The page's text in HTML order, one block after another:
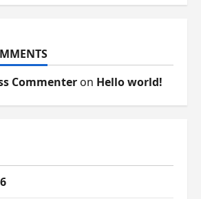
Commenteron Hello world!